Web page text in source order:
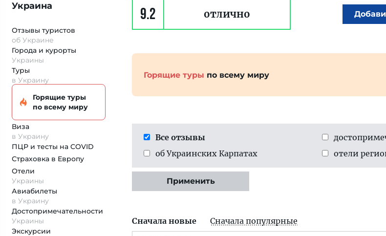
Украина
Отзывы туристов
об Украине
Города и курорты
Украины
Туры
в Украину
Горящие туры
по всему миру
Виза
в Украину
ПЦР и тесты на COVID
Страховка в Европу
Отели
Украины
Авиабилеты
в Украину
Достопримеча­тельности
Украины
Экскурсии
9.2 отлично
Горящие туры по всему миру
Все отзывы
об Украинских Карпатах
отели
Применить
Сначала новые Сначала популярные